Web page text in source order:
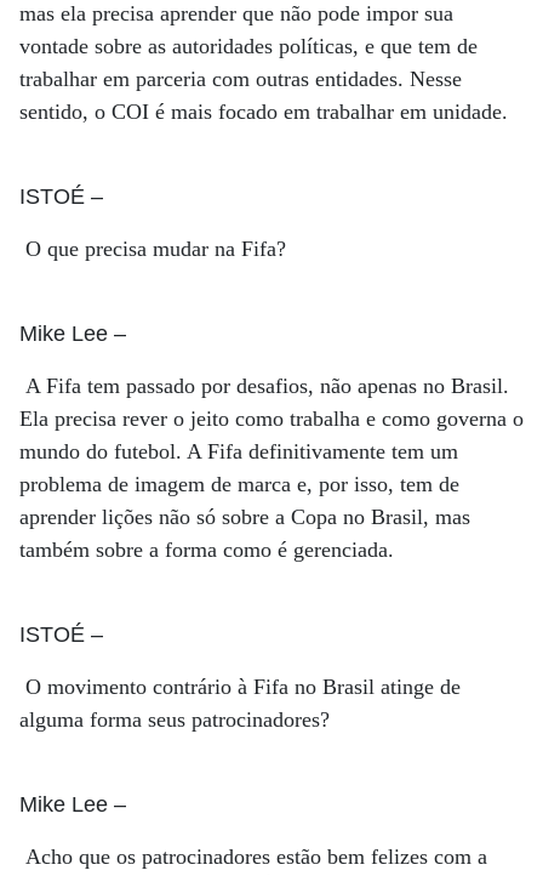
mas ela precisa aprender que não pode impor sua
vontade sobre as autoridades políticas, e que tem de
trabalhar em parceria com outras entidades. Nesse
sentido, o COI é mais focado em trabalhar em unidade.
ISTOÉ –
O que precisa mudar na Fifa?
Mike Lee –
A Fifa tem passado por desafios, não apenas no Brasil.
Ela precisa rever o jeito como trabalha e como governa o
mundo do futebol. A Fifa definitivamente tem um
problema de imagem de marca e, por isso, tem de
aprender lições não só sobre a Copa no Brasil, mas
também sobre a forma como é gerenciada.
ISTOÉ –
O movimento contrário à Fifa no Brasil atinge de
alguma forma seus patrocinadores?
Mike Lee –
Acho que os patrocinadores estão bem felizes com a